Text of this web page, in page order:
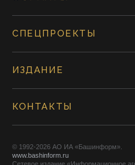
СПЕЦПРОЕКТЫ
ИЗДАНИЕ
КОНТАКТЫ
© 1992-2026 АО ИА «Башинформ».
www.bashinform.ru